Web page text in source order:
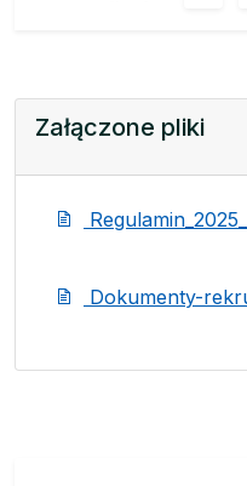
Załączone pliki
Dokumenty-